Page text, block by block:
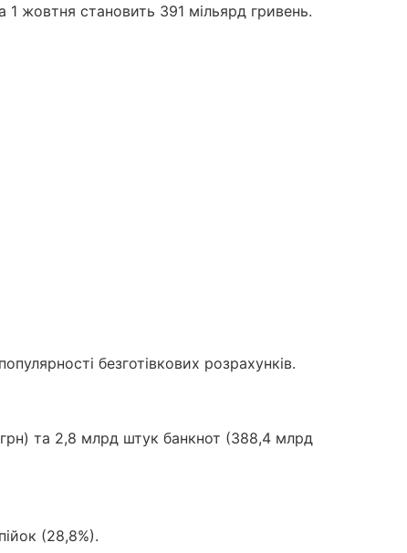
1 жовтня становить 391 мільярд гривень.
безготівкових розрахунків.
та 2,8 млрд штук банкнот (388,4 млрд
(28,8%).